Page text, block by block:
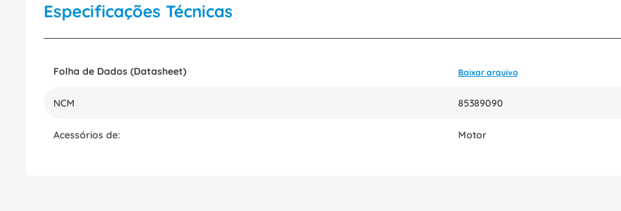
Especificações Técnicas
Folha de Dados (Datasheet) Baixar arquivo
NCM 85389090
Acessórios de: Motor